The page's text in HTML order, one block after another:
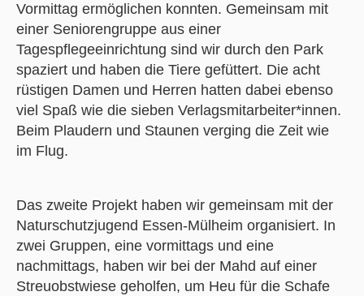
Vormittag ermöglichen konnten. Gemeinsam mit
einer Seniorengruppe aus einer
Tagespflegeeinrichtung sind wir durch den Park
spaziert und haben die Tiere gefüttert. Die acht
rüstigen Damen und Herren hatten dabei ebenso
viel Spaß wie die sieben Verlagsmitarbeiter*innen.
Beim Plaudern und Staunen verging die Zeit wie
im Flug.
Das zweite Projekt haben wir gemeinsam mit der
Naturschutzjugend Essen-Mülheim organisiert. In
zwei Gruppen, eine vormittags und eine
nachmittags, haben wir bei der Mahd auf einer
Streuobstwiese geholfen, um Heu für die Schafe